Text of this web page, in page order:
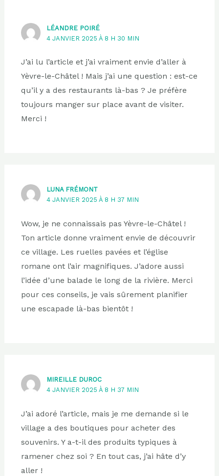
LÉANDRE POIRÉ
4 JANVIER 2025 À 8 H 30 MIN
J’ai lu l’article et j’ai vraiment envie d’aller à
Yèvre-le-Châtel ! Mais j’ai une question : est-ce
qu’il y a des restaurants là-bas ? Je préfère
toujours manger sur place avant de visiter.
Merci !
LUNA FRÉMONT
4 JANVIER 2025 À 8 H 37 MIN
Wow, je ne connaissais pas Yèvre-le-Châtel !
Ton article donne vraiment envie de découvrir
ce village. Les ruelles pavées et l’église
romane ont l’air magnifiques. J’adore aussi
l’idée d’une balade le long de la rivière. Merci
pour ces conseils, je vais sûrement planifier
une escapade là-bas bientôt !
MIREILLE DUROC
4 JANVIER 2025 À 8 H 37 MIN
J’ai adoré l’article, mais je me demande si le
village a des boutiques pour acheter des
souvenirs. Y a-t-il des produits typiques à
ramener chez soi ? En tout cas, j’ai hâte d’y
aller !